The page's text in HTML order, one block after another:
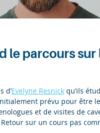
le parcours
d’Evelyne Resnick qu’ils
prévu pour être
et de visites de
sur un cours pas